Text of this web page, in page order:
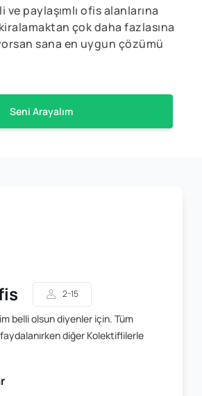
ve paylaşımlı ofis alanlarına
çok daha fazlasına
sana en uygun çözümü
Seni Arayalım
2-15
belli olsun diyenler için. Tüm
diğer Kolektiflilerle